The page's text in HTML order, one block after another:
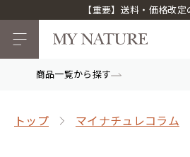
【重要】送料・価格改
商品一覧から探す
トップ マイナチュレコラム